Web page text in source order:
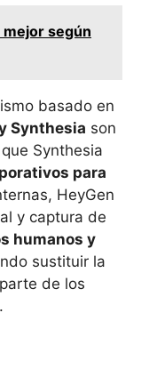
mejor según
basado en
Synthesia son
Synthesia
para
HeyGen
y captura de
humanos y
sustituir la
de los